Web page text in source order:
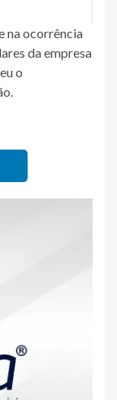
na ocorrência
da empresa
o